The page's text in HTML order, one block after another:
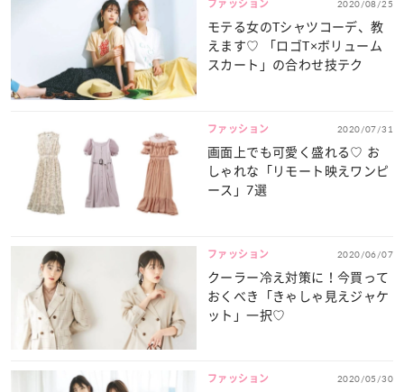
ファッション 2020/08/25
モテる女のTシャツコーデ、教
えます♡ 「ロゴT×ボリューム
スカート」の合わせ技テク
ファッション 2020/07/31
画面上でも可愛く盛れる♡ お
しゃれな「リモート映えワンピ
ース」7選
ファッション 2020/06/07
クーラー冷え対策に！今買って
おくべき「きゃしゃ見えジャケ
ット」一択♡
ファッション 2020/05/30